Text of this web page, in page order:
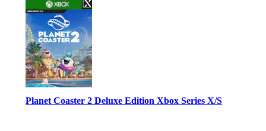
Planet Coaster 2 Deluxe Edition Xbox Series X/S